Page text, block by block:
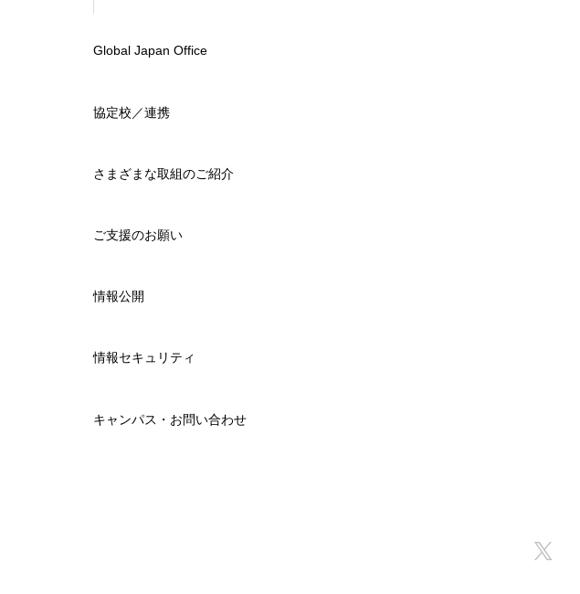
Global Japan Office
協定校／連携
さまざまな取組のご紹介
ご支援のお願い
情報公開
情報セキュリティ
キャンパス・お問い合わせ